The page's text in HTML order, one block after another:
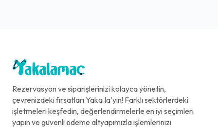
Rezervasyon ve siparişlerinizi kolayca yönetin,
çevrenizdeki fırsatları Yaka.la'yın! Farklı sektörlerdeki
işletmeleri keşfedin, değerlendirmelerle en iyi seçimleri
yapın ve güvenli ödeme altyapımızla işlemlerinizi